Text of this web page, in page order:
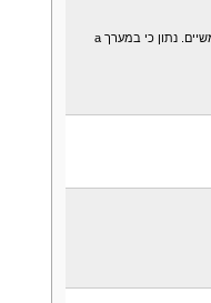
נתונים 2 מערכים:מערך a מכיל30 איברים מסוג שלמים.מערך b מכיל 10 אברים מסוג ממשיים. נתון כי במערך a